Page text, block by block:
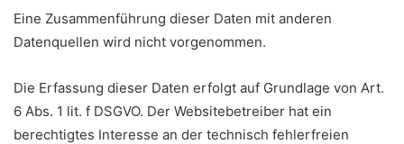
Eine Zusammenführung dieser Daten mit anderen
Datenquellen wird nicht vorgenommen.
Die Erfassung dieser Daten erfolgt auf Grundlage von Art.
6 Abs. 1 lit. f DSGVO. Der Websitebetreiber hat ein
berechtigtes Interesse an der technisch fehlerfreien